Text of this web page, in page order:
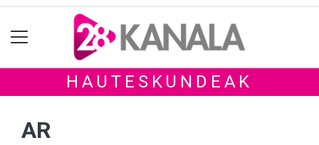
HAUTESKUNDEAK
AR